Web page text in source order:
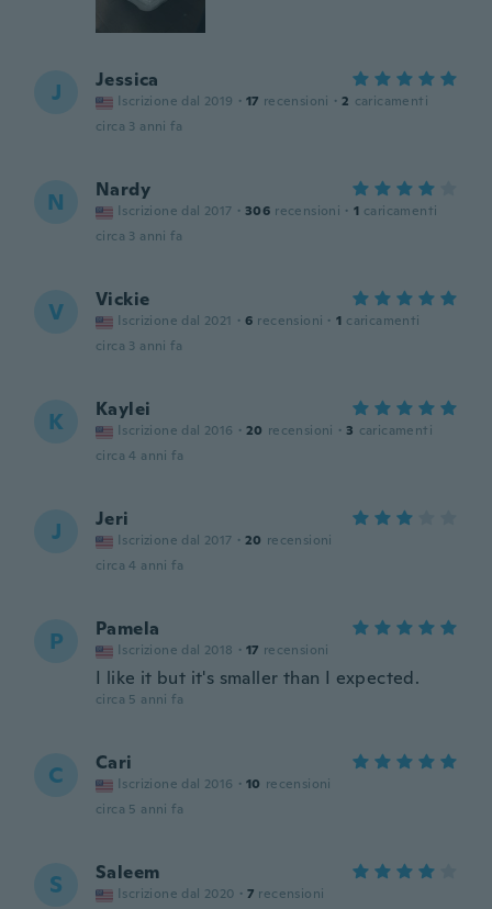
J Jessica
Iscrizione dal 2019 · 17 recensioni · 2 caricamenti
circa 3 anni fa
N Nardy
Iscrizione dal 2017 · 306 recensioni · 1 caricamenti
circa 3 anni fa
V Vickie
Iscrizione dal 2021 · 6 recensioni · 1 caricamenti
circa 3 anni fa
K Kaylei
Iscrizione dal 2016 · 20 recensioni · 3 caricamenti
circa 4 anni fa
J Jeri
Iscrizione dal 2017 · 20 recensioni
circa 4 anni fa
P Pamela
Iscrizione dal 2018 · 17 recensioni
I like it but it's smaller than I expected.
circa 5 anni fa
C Cari
Iscrizione dal 2016 · 10 recensioni
circa 5 anni fa
S Saleem
Iscrizione dal 2020 · 7 recensioni